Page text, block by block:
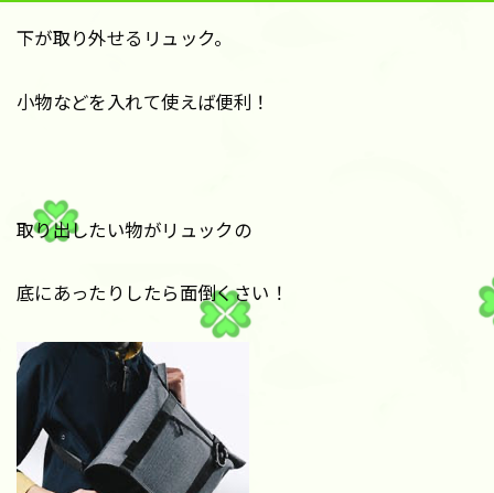
下が取り外せるリュック。
小物などを入れて使えば便利！
取り出したい物がリュックの
底にあったりしたら面倒くさい！